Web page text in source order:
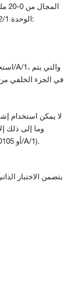
الوحدة 10105/2/1. ويمكن تأسيس هذا التحويل بطريقتين:
لا يمكن استخدام
باستخدام محول مخصص (ووحدة FTA-T-14 أو 10105/A/1).
يتضمن الاختبار